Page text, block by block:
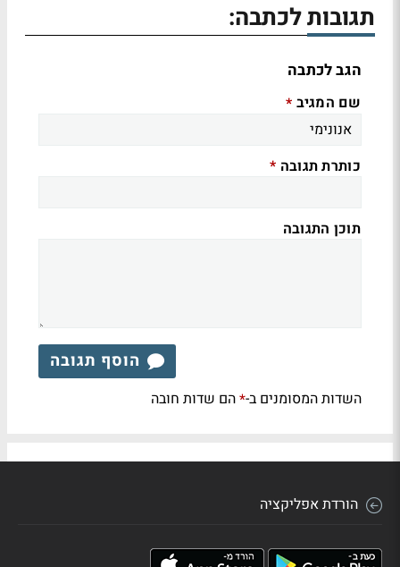
תגובות לכתבה:
הגב לכתבה
שם המגיב *
כותרת תגובה *
תוכן התגובה
הוסף תגובה
השדות המסומנים ב-*הם שדות חובה
הורדת אפליקציה